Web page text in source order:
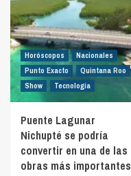
Horóscopos
Nacionales
Punto Exacto
Quintana Roo
Show
Tecnología
Puente Lagunar
Nichupté se podría
convertir en una de las
obras más importantes